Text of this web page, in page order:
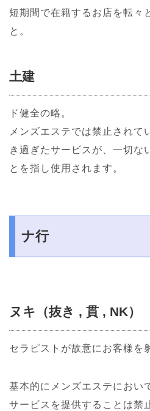
短期間で在籍するお店を転々
と。
土建
ド健全の略。
メンズエステでは禁止されて
き過ぎたサービスが、一切な
とを指し使用されます。
ナ行
ヌキ（抜き , 貫 , NK）
セラピストが故意にお客様を
基本的にメンズエステにおい
サービスを提供することは禁